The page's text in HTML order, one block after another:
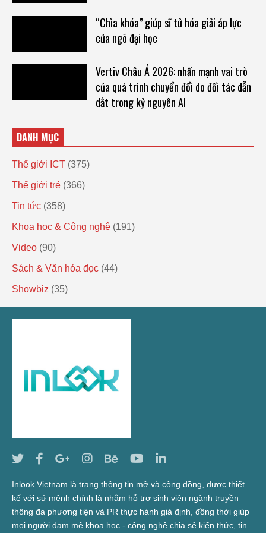
“Chìa khóa” giúp sĩ tử hóa giải áp lực
cửa ngõ đại học
Vertiv Châu Á 2026: nhấn mạnh vai trò
của quá trình chuyển đổi do đối tác dẫn
dắt trong kỷ nguyên AI
DANH MỤC
Thế giới ICT (375)
Thế giới trẻ (366)
Tin tức (358)
Khoa học & Công nghệ (191)
Video (90)
Sách & Văn hóa đọc (44)
Showbiz (35)
Inlook Vietnam là trang thông tin mở và cộng đồng, được thiết
kế với sứ mệnh chính là nhằm hỗ trợ sinh viên ngành truyền
thông đa phương tiện và PR thực hành giả định, đồng thời giúp
mọi người đam mê khoa học - công nghệ chia sẻ kiến thức, tin